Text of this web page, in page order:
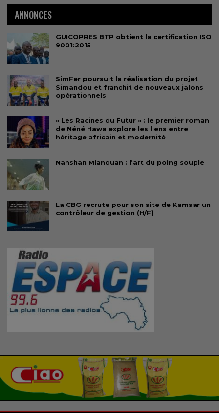
ANNONCES
GUICOPRES BTP obtient la certification ISO
9001:2015
SimFer poursuit la réalisation du projet
Simandou et franchit de nouveaux jalons
opérationnels
« Les Racines du Futur » : le premier roman
de Néné Hawa explore les liens entre
héritage africain et modernité
Nanshan Mianquan : l’art du poing souple
La CBG recrute pour son site de Kamsar un
contrôleur de gestion (H/F)